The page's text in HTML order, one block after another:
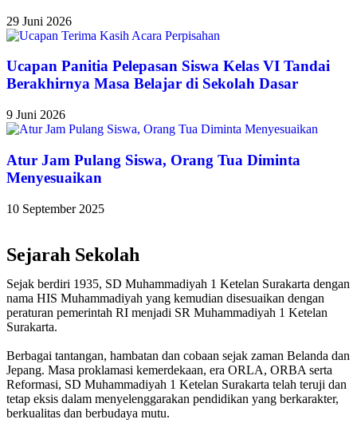
29 Juni 2026
Ucapan Panitia Pelepasan Siswa Kelas VI Tandai
Berakhirnya Masa Belajar di Sekolah Dasar
9 Juni 2026
Atur Jam Pulang Siswa, Orang Tua Diminta
Menyesuaikan
10 September 2025
Sejarah Sekolah
Sejak berdiri 1935, SD Muhammadiyah 1 Ketelan Surakarta dengan
nama HIS Muhammadiyah yang kemudian disesuaikan dengan
peraturan pemerintah RI menjadi SR Muhammadiyah 1 Ketelan
Surakarta.
Berbagai tantangan, hambatan dan cobaan sejak zaman Belanda dan
Jepang. Masa proklamasi kemerdekaan, era ORLA, ORBA serta
Reformasi, SD Muhammadiyah 1 Ketelan Surakarta telah teruji dan
tetap eksis dalam menyelenggarakan pendidikan yang berkarakter,
berkualitas dan berbudaya mutu.